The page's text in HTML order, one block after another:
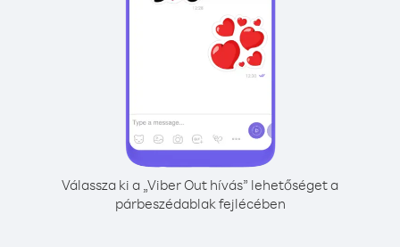
Válassza ki a „Viber Out hívás” lehetőséget a
párbeszédablak fejlécében